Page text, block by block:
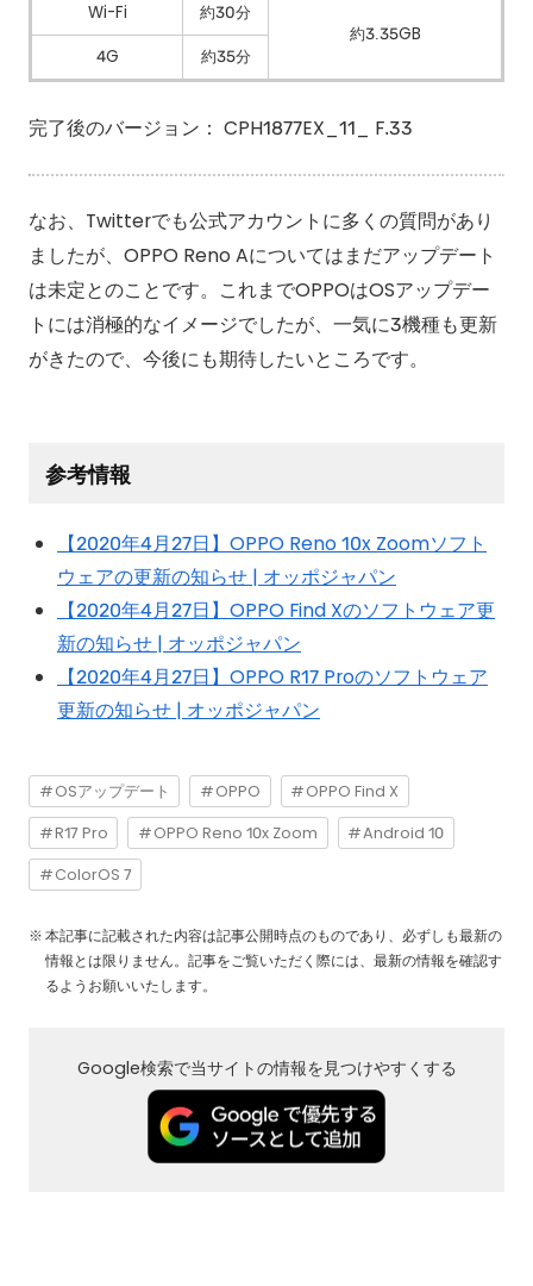
Wi-Fi
約30分
約3.35GB
4G
約35分
完了後のバージョン： CPH1877EX_11_ F.33
なお、Twitterでも公式アカウントに多くの質問があり
ましたが、OPPO Reno Aについてはまだアップデート
は未定とのことです。これまでOPPOはOSアップデー
トには消極的なイメージでしたが、一気に3機種も更新
がきたので、今後にも期待したいところです。
参考情報
【2020年4月27日】OPPO Reno 10x Zoomソフト
ウェアの更新の知らせ | オッポジャパン
【2020年4月27日】OPPO Find Xのソフトウェア更
新の知らせ | オッポジャパン
【2020年4月27日】OPPO R17 Proのソフトウェア
更新の知らせ | オッポジャパン
OSアップデート OPPO OPPO Find X
R17 Pro OPPO Reno 10x Zoom Android 10
ColorOS 7
本記事に記載された内容は記事公開時点のものであり、必ずしも最新の
情報とは限りません。記事をご覧いただく際には、最新の情報を確認す
るようお願いいたします。
Google検索で当サイトの情報を見つけやすくする